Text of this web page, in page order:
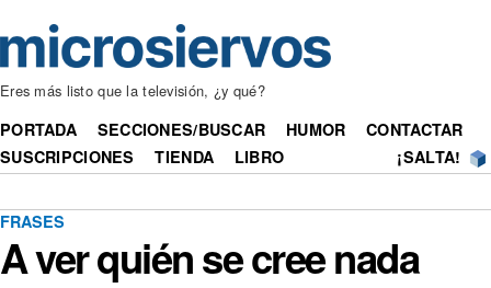
Eres más listo que la televisión, ¿y qué?
PORTADA SECCIONES/BUSCAR HUMOR
CONTACTAR
SUSCRIPCIONES
TIENDA LIBRO ¡SALTA!
FRASES
A ver quién se cree nada